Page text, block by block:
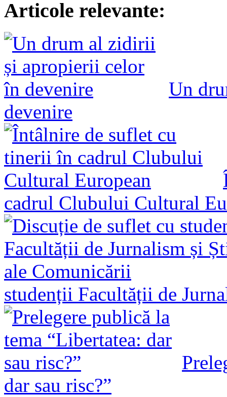
Articole relevante:
Un
devenire
cadrul Clubului Cultural
studenții Facultății de
dar sau risc?”